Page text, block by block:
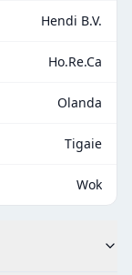
Hendi B.V.
Ho.Re.Ca
Olanda
Tigaie
Wok